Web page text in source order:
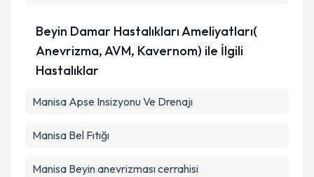
Takvim Talebini Gönder
Beyin Damar Hastalıkları Ameliyatları(
Anevrizma, AVM, Kavernom) ile İlgili
Hastalıklar
Manisa Apse Insizyonu Ve Drenajı
Manisa Bel Fıtığı
Manisa Beyin anevrizması cerrahisi